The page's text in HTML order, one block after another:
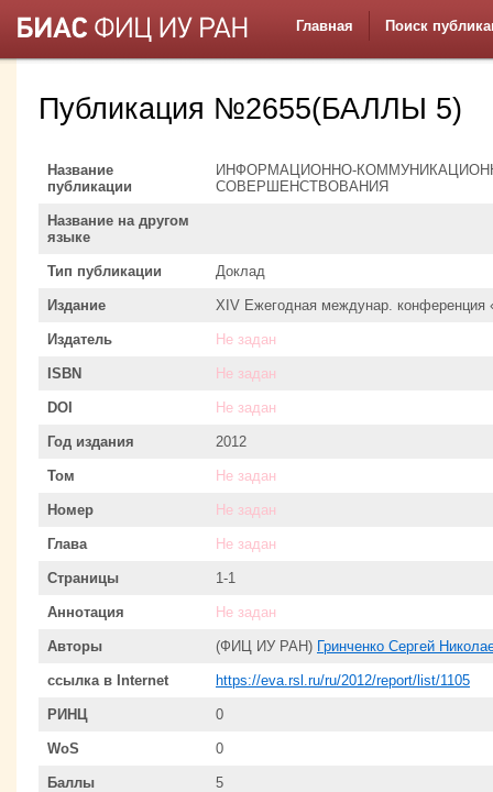
Главная Поиск
Публикация №2655(БАЛЛЫ 5)
Название
публикации
ИНФОРМАЦИОННО-
СОВЕРШЕНСТВОВАНИЯ
Название на другом
языке
Тип публикации Доклад
Издание XIV Ежегодная междунар. конференция
Издатель Не задан
ISBN Не задан
DOI Не задан
Год издания 2012
Том Не задан
Номер Не задан
Глава Не задан
Страницы 1-1
Аннотация Не задан
Авторы (ФИЦ ИУ РАН) Гринченко Сергей
ссылка в Internet https://eva.rsl.ru/ru/2012/report/list/1105
РИНЦ 0
WoS 0
Баллы 5